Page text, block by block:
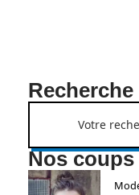
Recherche
Nos